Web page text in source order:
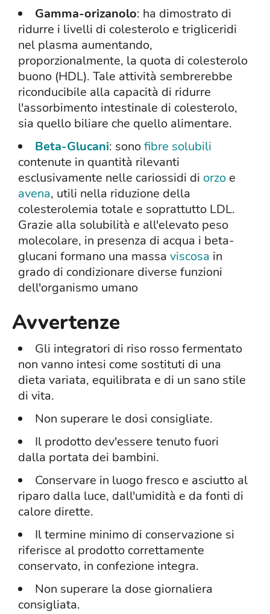
Gamma-orizanolo: ha dimostrato di
ridurre i livelli di colesterolo e trigliceridi
nel plasma aumentando,
proporzionalmente, la quota di colesterolo
buono (HDL). Tale attività sembrerebbe
riconducibile alla capacità di ridurre
l'assorbimento intestinale di colesterolo,
sia quello biliare che quello alimentare.
Beta-Glucani: sonofibre solubili
contenute in quantità rilevanti
esclusivamente nelle cariossidi di orzo e
avena, utili nella riduzione della
colesterolemia totale e soprattutto LDL.
Grazie alla solubilità e all'elevato peso
molecolare, in presenza di acqua i beta-
glucani formano una massa viscosa in
grado di condizionare diverse funzioni
dell'organismo umano
Avvertenze
Gli integratori di riso rosso fermentato
non vanno intesi come sostituti di una
dieta variata, equilibrata e di un sano stile
di vita.
Non superare le dosi consigliate.
Il prodotto dev'essere tenuto fuori
dalla portata dei bambini.
Conservare in luogo fresco e asciutto al
riparo dalla luce, dall'umidità e da fonti di
calore dirette.
Il termine minimo di conservazione si
riferisce al prodotto correttamente
conservato, in confezione integra.
Non superare la dose giornaliera
consigliata.